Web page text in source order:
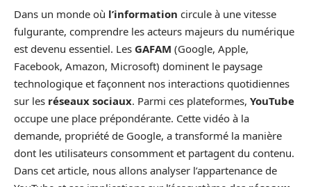
Dans un monde où l’information circule à une vitesse
fulgurante, comprendre les acteurs majeurs du numérique
est devenu essentiel. Les GAFAM (Google, Apple,
Facebook, Amazon, Microsoft) dominent le paysage
technologique et façonnent nos interactions quotidiennes
sur les réseaux sociaux. Parmi ces plateformes, YouTube
occupe une place prépondérante. Cette vidéo à la
demande, propriété de Google, a transformé la manière
dont les utilisateurs consomment et partagent du contenu.
Dans cet article, nous allons analyser l’appartenance de